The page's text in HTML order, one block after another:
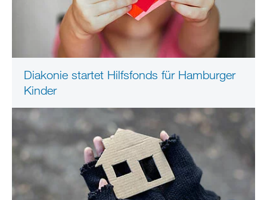
Diakonie startet Hilfsfonds für Hamburger
Kinder